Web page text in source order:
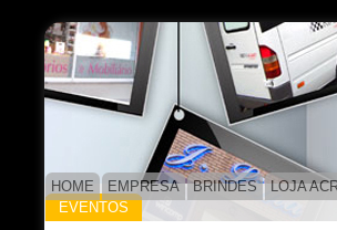
HOME EMPRESA BRINDES LOJA
EVENTOS